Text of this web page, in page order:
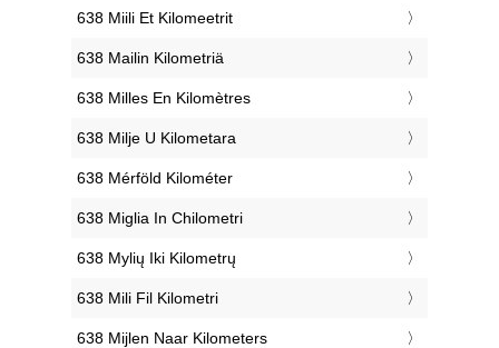
‎638 Miili Et Kilomeetrit
‎638 Mailin Kilometriä
‎638 Milles En Kilomètres
‎638 Milje U Kilometara
‎638 Mérföld Kilométer
‎638 Miglia In Chilometri
‎638 Mylių Iki Kilometrų
‎638 Mili Fil Kilometri
‎638 Mijlen Naar Kilometers